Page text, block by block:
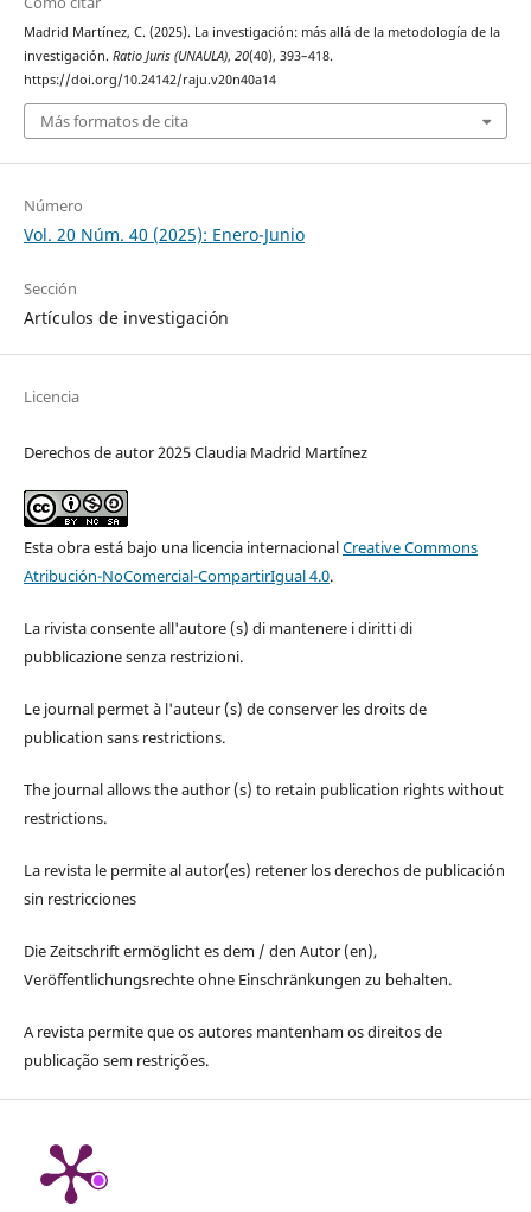
Madrid Martínez, C. (2025). La investigación: más allá de la metodología de la
investigación. Ratio Juris (UNAULA), 20(40), 393–418.
https://doi.org/10.24142/raju.v20n40a14
Más formatos de cita
Número
Vol. 20 Núm. 40 (2025): Enero-Junio
Sección
Artículos de investigación
Licencia
Derechos de autor 2025 Claudia Madrid Martínez
Esta obra está bajo una licencia internacionalCreative Commons
Atribución-NoComercial-CompartirIgual 4.0.
La rivista consente all'autore (s) di mantenere i diritti di
pubblicazione senza restrizioni.
Le journal permet à l'auteur (s) de conserver les droits de
publication sans restrictions.
The journal allows the author (s) to retain publication rights without
restrictions.
La revista le permite al autor(es) retener los derechos de publicación
sin restricciones
Die Zeitschrift ermöglicht es dem / den Autor (en),
Veröffentlichungsrechte ohne Einschränkungen zu behalten.
A revista permite que os autores mantenham os direitos de
publicação sem restrições.